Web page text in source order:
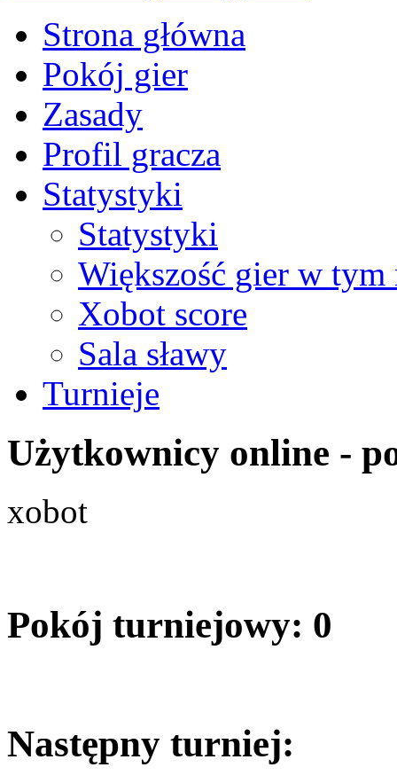
Strona główna
Pokój gier
Zasady
Profil gracza
Statystyki
Statystyki
Większość gier w tym
Xobot score
Sala sławy
Turnieje
Użytkownicy online -
xobot
Pokój turniejowy: 0
Następny turniej: